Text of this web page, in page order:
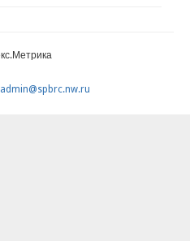
admin@spbrc.nw.ru